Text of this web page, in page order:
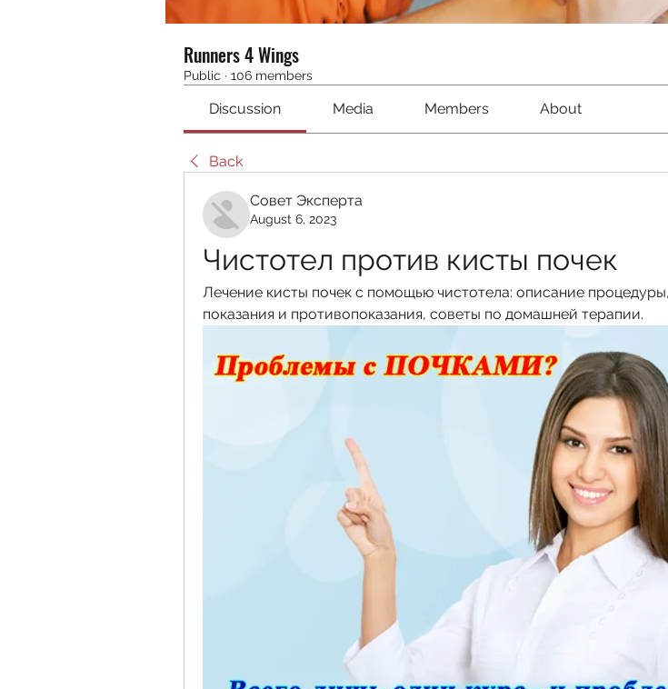
Runners 4 Wings
Public · 106 members
Discussion Media Members About
Back
Совет Эксперта
August 6, 2023
Чистотел против кисты почек
Лечение кисты почек с помощью чистотела: описание процедуры,
показания и противопоказания, советы по домашней терапии.